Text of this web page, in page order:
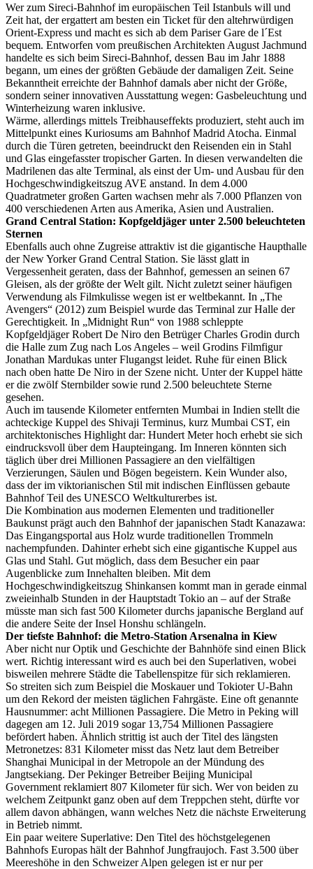
Wer zum Sireci-Bahnhof im europäischen Teil Istanbuls will und
Zeit hat, der ergattert am besten ein Ticket für den altehrwürdigen
Orient-Express und macht es sich ab dem Pariser Gare de l´Est
bequem. Entworfen vom preußischen Architekten August Jachmund
handelte es sich beim Sireci-Bahnhof, dessen Bau im Jahr 1888
begann, um eines der größten Gebäude der damaligen Zeit. Seine
Bekanntheit erreichte der Bahnhof damals aber nicht der Größe,
sondern seiner innovativen Ausstattung wegen: Gasbeleuchtung und
Winterheizung waren inklusive.
Wärme, allerdings mittels Treibhauseffekts produziert, steht auch im
Mittelpunkt eines Kuriosums am Bahnhof Madrid Atocha. Einmal
durch die Türen getreten, beeindruckt den Reisenden ein in Stahl
und Glas eingefasster tropischer Garten. In diesen verwandelten die
Madrilenen das alte Terminal, als einst der Um- und Ausbau für den
Hochgeschwindigkeitszug AVE anstand. In dem 4.000
Quadratmeter großen Garten wachsen mehr als 7.000 Pflanzen von
400 verschiedenen Arten aus Amerika, Asien und Australien.
Grand Central Station: Kopfgeldjäger unter 2.500 beleuchteten
Sternen
Ebenfalls auch ohne Zugreise attraktiv ist die gigantische Haupthalle
der New Yorker Grand Central Station. Sie lässt glatt in
Vergessenheit geraten, dass der Bahnhof, gemessen an seinen 67
Gleisen, als der größte der Welt gilt. Nicht zuletzt seiner häufigen
Verwendung als Filmkulisse wegen ist er weltbekannt. In „The
Avengers“ (2012) zum Beispiel wurde das Terminal zur Halle der
Gerechtigkeit. In „Midnight Run“ von 1988 schleppte
Kopfgeldjäger Robert De Niro den Betrüger Charles Grodin durch
die Halle zum Zug nach Los Angeles – weil Grodins Filmfigur
Jonathan Mardukas unter Flugangst leidet. Ruhe für einen Blick
nach oben hatte De Niro in der Szene nicht. Unter der Kuppel hätte
er die zwölf Sternbilder sowie rund 2.500 beleuchtete Sterne
gesehen.
Auch im tausende Kilometer entfernten Mumbai in Indien stellt die
achteckige Kuppel des Shivaji Terminus, kurz Mumbai CST, ein
architektonisches Highlight dar: Hundert Meter hoch erhebt sie sich
eindrucksvoll über dem Haupteingang. Im Inneren könnten sich
täglich über drei Millionen Passagiere an den vielfältigen
Verzierungen, Säulen und Bögen begeistern. Kein Wunder also,
dass der im viktorianischen Stil mit indischen Einflüssen gebaute
Bahnhof Teil des UNESCO Weltkulturerbes ist.
Die Kombination aus modernen Elementen und traditioneller
Baukunst prägt auch den Bahnhof der japanischen Stadt Kanazawa:
Das Eingangsportal aus Holz wurde traditionellen Trommeln
nachempfunden. Dahinter erhebt sich eine gigantische Kuppel aus
Glas und Stahl. Gut möglich, dass dem Besucher ein paar
Augenblicke zum Innehalten bleiben. Mit dem
Hochgeschwindigkeitszug Shinkansen kommt man in gerade einmal
zweieinhalb Stunden in der Hauptstadt Tokio an – auf der Straße
müsste man sich fast 500 Kilometer durchs japanische Bergland auf
die andere Seite der Insel Honshu schlängeln.
Der tiefste Bahnhof: die Metro-Station Arsenalna in Kiew
Aber nicht nur Optik und Geschichte der Bahnhöfe sind einen Blick
wert. Richtig interessant wird es auch bei den Superlativen, wobei
bisweilen mehrere Städte die Tabellenspitze für sich reklamieren.
So streiten sich zum Beispiel die Moskauer und Tokioter U-Bahn
um den Rekord der meisten täglichen Fahrgäste. Eine oft genannte
Hausnummer: acht Millionen Passagiere. Die Metro in Peking will
dagegen am 12. Juli 2019 sogar 13,754 Millionen Passagiere
befördert haben. Ähnlich strittig ist auch der Titel des längsten
Metronetzes: 831 Kilometer misst das Netz laut dem Betreiber
Shanghai Municipal in der Metropole an der Mündung des
Jangtsekiang. Der Pekinger Betreiber Beijing Municipal
Government reklamiert 807 Kilometer für sich. Wer von beiden zu
welchem Zeitpunkt ganz oben auf dem Treppchen steht, dürfte vor
allem davon abhängen, wann welches Netz die nächste Erweiterung
in Betrieb nimmt.
Ein paar weitere Superlative: Den Titel des höchstgelegenen
Bahnhofs Europas hält der Bahnhof Jungfraujoch. Fast 3.500 über
Meereshöhe in den Schweizer Alpen gelegen ist er nur per